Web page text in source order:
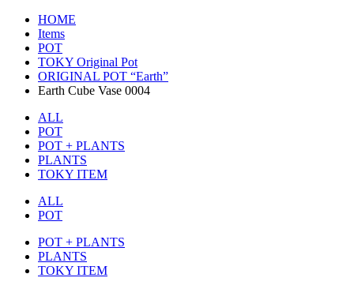
HOME
Items
POT
TOKY Original Pot
ORIGINAL POT “Earth”
Earth Cube Vase 0004
ALL
POT
POT + PLANTS
PLANTS
TOKY ITEM
ALL
POT
POT + PLANTS
PLANTS
TOKY ITEM